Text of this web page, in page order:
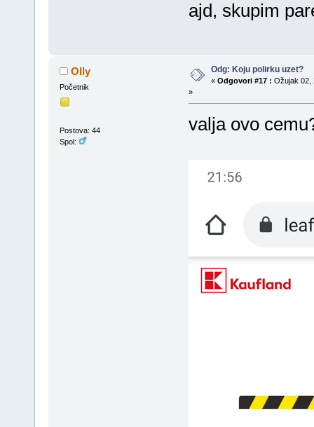
ajd, skupim
Olly
Početnik
Postova: 44
Spol:
Odg: Koju polirku uzet?
« Odgovori #17 : Ožujak 02,
»
valja ovo